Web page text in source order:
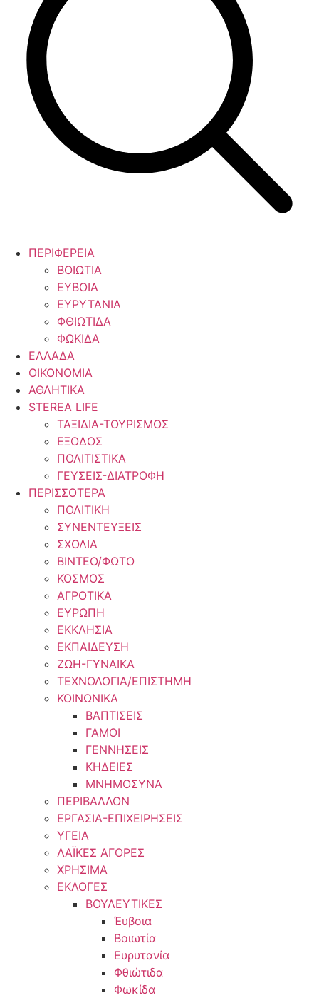
ΠΕΡΙΦΕΡΕΙΑ
ΒΟΙΩΤΙΑ
ΕΥΒΟΙΑ
ΕΥΡΥΤΑΝΙΑ
ΦΘΙΩΤΙΔΑ
ΦΩΚΙΔΑ
ΕΛΛΑΔΑ
ΟΙΚΟΝΟΜΙΑ
ΑΘΛΗΤΙΚΑ
STEREA LIFE
ΤΑΞΙΔΙΑ-ΤΟΥΡΙΣΜΟΣ
ΕΞΟΔΟΣ
ΠΟΛΙΤΙΣΤΙΚΑ
ΓΕΥΣΕΙΣ-ΔΙΑΤΡΟΦΗ
ΠΕΡΙΣΣΟΤΕΡΑ
ΠΟΛΙΤΙΚΗ
ΣΥΝΕΝΤΕΥΞΕΙΣ
ΣΧΟΛΙΑ
ΒΙΝΤΕΟ/ΦΩΤΟ
ΚΟΣΜΟΣ
ΑΓΡΟΤΙΚΑ
ΕΥΡΩΠΗ
ΕΚΚΛΗΣΙΑ
ΕΚΠΑΙΔΕΥΣΗ
ΖΩΗ-ΓΥΝΑΙΚΑ
ΤΕΧΝΟΛΟΓΙΑ/ΕΠΙΣΤΗΜΗ
ΚΟΙΝΩΝΙΚΑ
ΒΑΠΤΙΣΕΙΣ
ΓΑΜΟΙ
ΓΕΝΝΗΣΕΙΣ
ΚΗΔΕΙΕΣ
ΜΝΗΜΟΣΥΝΑ
ΠΕΡΙΒΑΛΛΟΝ
ΕΡΓΑΣΙΑ-ΕΠΙΧΕΙΡΗΣΕΙΣ
ΥΓΕΙΑ
ΛΑΪΚΕΣ ΑΓΟΡΕΣ
ΧΡΗΣΙΜΑ
ΕΚΛΟΓΕΣ
ΒΟΥΛΕΥΤΙΚΕΣ
Έυβοια
Βοιωτία
Ευρυτανία
Φθιώτιδα
Φωκίδα